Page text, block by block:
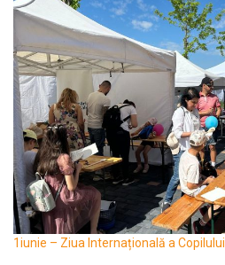
1iunie – Ziua Internațională a Copilului